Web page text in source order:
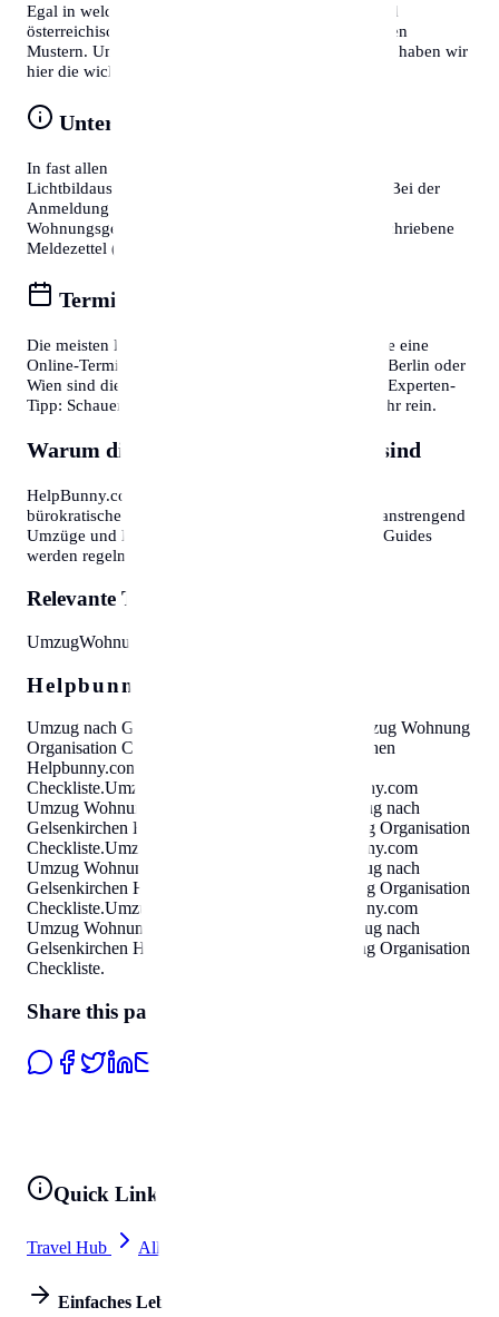
Egal in welcher Stadt Sie sich befinden, deutsche und
österreichische Behördenprozesse folgen oft ähnlichen
Mustern. Um Zeit zu sparen und Frust zu vermeiden, haben wir
hier die wichtigsten Tipps für Sie zusammengefasst:
Unterlagen vorbereiten
In fast allen Fällen benötigen Sie einen gültigen
Lichtbildausweis (Reisepass oder Personalausweis). Bei der
Anmeldung eines Wohnsitzes ist zudem die
Wohnungsgeberbestätigung (in DE) bzw. der unterschriebene
Meldezettel (in AT) zwingend erforderlich.
Termine online buchen
Die meisten Bürgerservice-Stellen bieten mittlerweile eine
Online-Terminvereinbarung an. In Großstädten wie Berlin oder
Wien sind diese oft Wochen im Voraus ausgebucht. Experten-
Tipp: Schauen Sie morgens gegen 7:30 oder 8:00 Uhr rein.
Warum diese Informationen wichtig sind
HelpBunny.com hat es sich zur Aufgabe gemacht,
bürokratische Hürden abzubauen. Wir wissen, wie anstrengend
Umzüge und Behördengänge sein können. Unsere Guides
werden regelmäßig aktualisiert.
Relevante Themen:
UmzugWohnung
Helpbunny.com SEO Cloud
Umzug nach Gelsenkirchen
Umzug Wohnung
Organisation Checkliste
Umzug nach Gelsenkirchen
Helpbunny.com
Checkliste.Umzug nach Gelsenkirchen
Helpbunny.com
Umzug Wohnung Organisation Checkliste
Umzug nach
Gelsenkirchen Helpbunny.com
Umzug Wohnung Organisation
Checkliste.Umzug nach Gelsenkirchen
Helpbunny.com
Umzug Wohnung Organisation Checkliste
Umzug nach
Gelsenkirchen Helpbunny.com
Umzug Wohnung Organisation
Checkliste.Umzug nach Gelsenkirchen
Helpbunny.com
Umzug Wohnung Organisation Checkliste
Umzug nach
Gelsenkirchen Helpbunny.com
Umzug Wohnung Organisation
Checkliste.
Share this page
Quick Links
Travel Hub All Tools
Einfaches Leben